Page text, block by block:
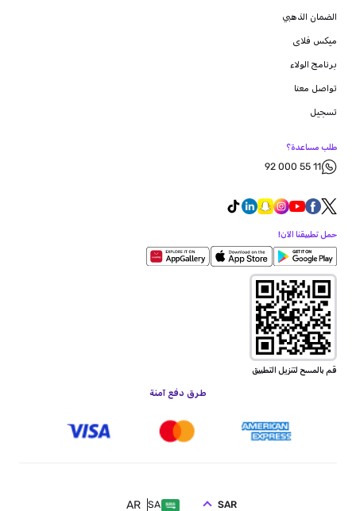
الضمان الذهبي
ميكس فلاى
برنامج الولاء
تواصل معنا
تسجيل
طلب مساعدة؟
92 000 55 11
حمل تطبيقنا الآن!
قم بالمسح لتنزيل التطبيق
طرق دفع آمنة
SA
AR SAR